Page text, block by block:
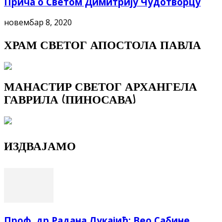
новембар 8, 2020
ХРАМ СВЕТОГ АПОСТОЛА ПАВЛА
МАНАСТИР СВЕТОГ АРХАНГЕЛА
ГАВРИЛА (ПИНОСАВА)
ИЗДВАЈАМО